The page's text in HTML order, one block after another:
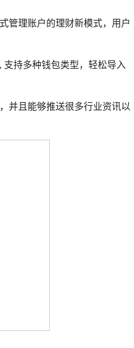
管理账户的理财新模式，用户
持多种钱包类型，轻松导入
并且能够推送很多行业资讯以